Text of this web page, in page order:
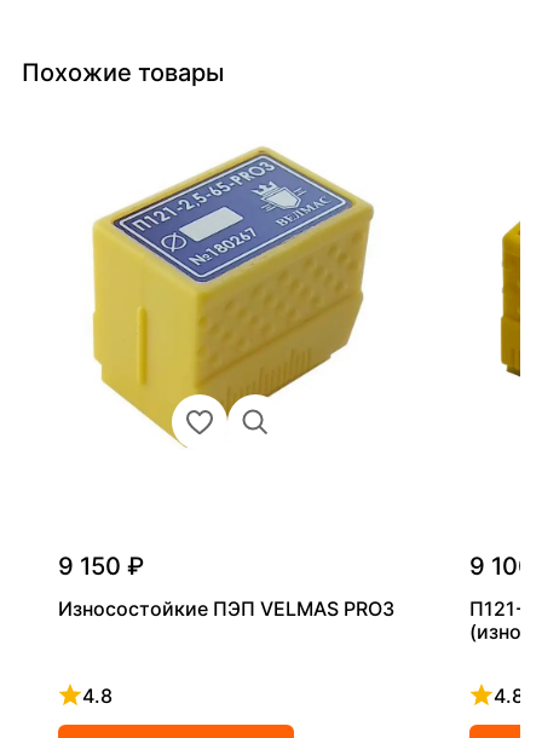
Похожие товары
9 150 ₽
Износостойкие ПЭП VELMAS PRO3
4.8
Рейтинг 4.8 из 5
9 100
П121-
4.8